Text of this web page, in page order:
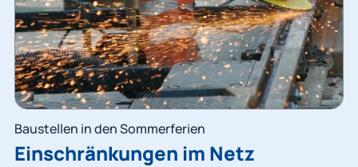
Baustellen in den Sommerferien
Einschränkungen im Netz